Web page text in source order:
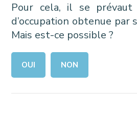
Pour cela, il se prévaut
d’occupation obtenue par
Mais est-ce possible ?
OUI NON